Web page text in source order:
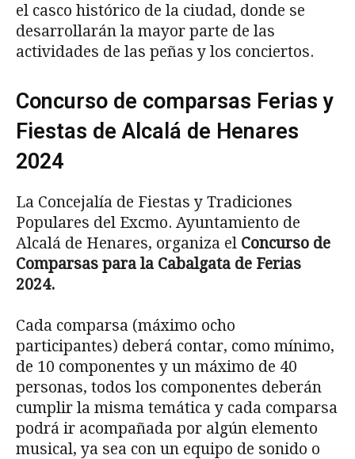
el casco histórico de la ciudad, donde se
desarrollarán la mayor parte de las
actividades de las peñas y los conciertos.
Concurso de comparsas Ferias y
Fiestas de Alcalá de Henares
2024
La Concejalía de Fiestas y Tradiciones
Populares del Excmo. Ayuntamiento de
Alcalá de Henares, organiza el Concurso de
Comparsas para la Cabalgata de Ferias
2024.
Cada comparsa (máximo ocho
participantes) deberá contar, como mínimo,
de 10 componentes y un máximo de 40
personas, todos los componentes deberán
cumplir la misma temática y cada comparsa
podrá ir acompañada por algún elemento
musical, ya sea con un equipo de sonido o